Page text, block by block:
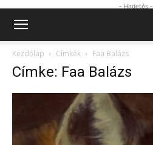
- Hirdetés -
Kezdőlap Címkék Faa Balázs
Címke: Faa Balázs